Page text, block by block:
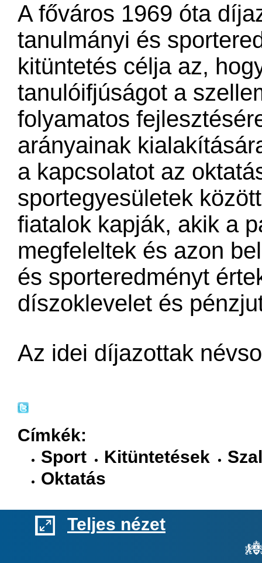
A főváros 1969 óta
tanulmányi és
kitüntetés célja az,
tanulóifjúságot a
folyamatos
arányainak
a kapcsolatot az
sportegyesületek
fiatalok kapják, akik a
megfeleltek és azon
és sporteredményt
díszoklevelet és
Az idei díjazottak
Címkék:
Sport
Kitüntetések
Oktatás
Teljes nézet